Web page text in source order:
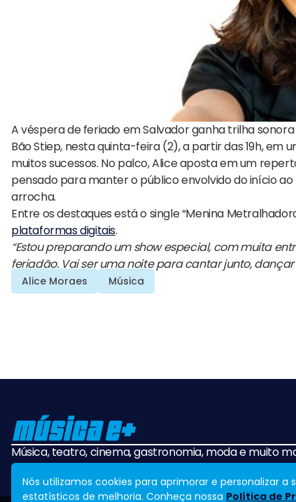
A véspera de feriado em Salvador ganha trilha
Bão Stiep, nesta quinta-feira (2), a partir das 19h,
muitos sucessos. No palco, Alice aposta em um
pensado para manter o público envolvido do início
arrocha.
Entre os destaques está o single “Menina
plataformas digitais.
“Estou preparando um show especial, com muita
feriadão. Vai ser uma noite para cantar junto,
Alice Moraes Música
Música, teatro, cinema, gastronomia, moda e muito
Nós utilizamos cookies para aprimorar e personalizar
estatísticos de melhoria. Conheça nossa Política de